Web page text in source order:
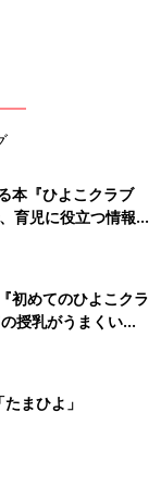
本『ひよこクラブ
育児に役立つ情報が
初めてのひよこクラ
授乳がうまくい
のトラブル 解決テ
まひよ」